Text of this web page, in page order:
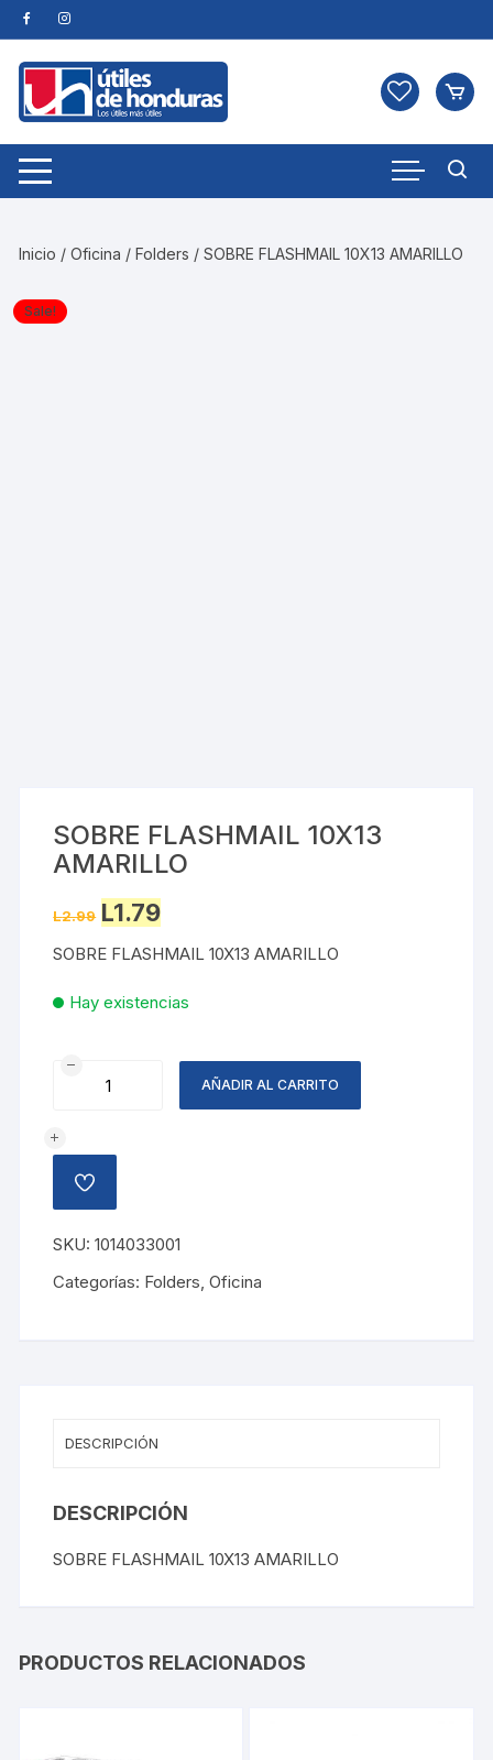
Skip
to
content
Inicio /Oficina /Folders / SOBRE FLASHMAIL 10X13 AMARILLO
Sale!
SOBRE FLASHMAIL 10X13
AMARILLO
L2.99 Original
price
L2.99.
L1.79Current
price
L1.79.
SOBRE FLASHMAIL 10X13 AMARILLO
Hay existencias
SOBRE
FLASHMAIL
AMARILLO
cantidad
AÑADIR AL CARRITO
AÑADIR
A
LISTA
DE
DESEOS
SKU:1014033001
Categorías: Folders,Oficina
DESCRIPCIÓN
DESCRIPCIÓN
SOBRE FLASHMAIL 10X13 AMARILLO
PRODUCTOS RELACIONADOS